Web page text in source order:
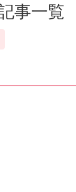
事一覧